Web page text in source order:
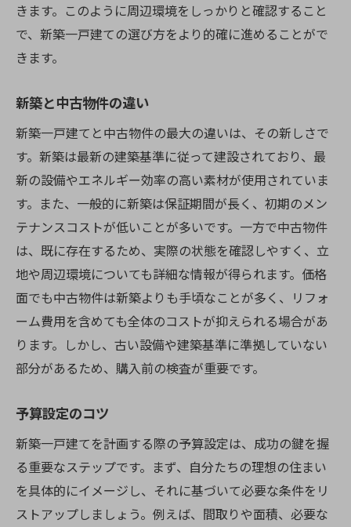
沖縄の気候に合った設計
耐久性とメンテナンス性の考慮
エコフレンドリーなデザイン
プライバシーとセキュリティの確保
将来の増改築を見据えた設計
沖縄での新築一戸建ての施工と進行管理の重要
性
信頼できる施工会社の選び方
施工中の現場管理のポイント
工程ごとのチェックリスト
施工品質の確保方法
コスト管理の重要性
コミュニケーションの取り方
ックリスト
設備と機器の動作確認
内装の仕上がりチェック
配管と電気設備の点検
外構工事の確認ポイント
きます。このように周辺環境をしっかりと確認すること
で、新築一戸建ての選び方をより的確に進めることがで
きます。
新築と中古物件の違い
新築一戸建てと中古物件の最大の違いは、その新しさで
す。新築は最新の建築基準に従って建設されており、最
新の設備やエネルギー効率の高い素材が使用されていま
す。また、一般的に新築は保証期間が長く、初期のメン
テナンスコストが低いことが多いです。一方で中古物件
は、既に存在するため、実際の状態を確認しやすく、立
地や周辺環境についても詳細な情報が得られます。価格
面でも中古物件は新築よりも手頃なことが多く、リフォ
ーム費用を含めても全体のコストが抑えられる場合があ
ります。しかし、古い設備や建築基準に準拠していない
部分があるため、購入前の検査が重要です。
予算設定のコツ
新築一戸建てを計画する際の予算設定は、成功の鍵を握
る重要なステップです。まず、自分たちの理想の住まい
を具体的にイメージし、それに基づいて必要な条件をリ
ストアップしましょう。例えば、間取りや面積、必要な